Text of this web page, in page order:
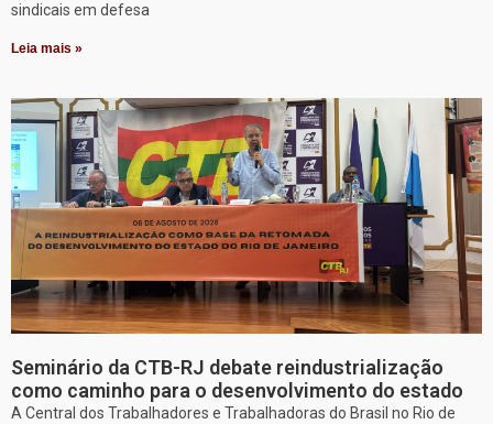
sindicais em defesa
Leia mais »
Seminário da CTB-RJ debate reindustrialização
como caminho para o desenvolvimento do estado
A Central dos Trabalhadores e Trabalhadoras do Brasil no Rio de